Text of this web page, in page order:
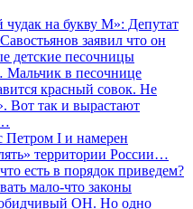
на букву М»: Депутат
заявил что он
детские песочницы
Мальчик в песочнице
красный совок. Не
Вот так и вырастают
Петром I и намерен
территории России…
есть в порядок приведем?
мало-что законы
ОН. Но одно